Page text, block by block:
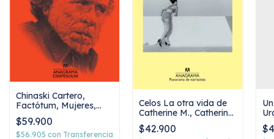
Chinaski Cartero,
Factótum, Mujeres,
Charles Bukowski
$59.900
$56.905 con Transferencia
Celos La otra vida de
Catherine M., Catherine
Millet
$42.900